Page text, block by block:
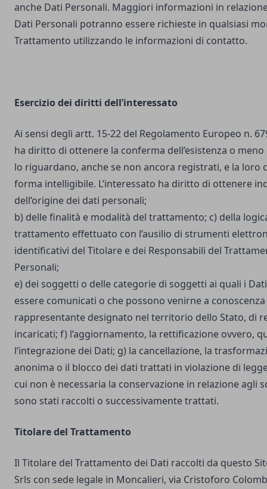
anche Dati Personali. Maggiori informazioni in
Dati Personali potranno essere richieste in qualsiasi
Trattamento utilizzando le informazioni di contatto.
Esercizio dei diritti dell’interessato
Ai sensi degli artt. 15-22 del Regolamento Europeo n.
ha diritto di ottenere la conferma dell’esistenza o
lo riguardano, anche se non ancora registrati, e la loro
forma intelligibile. L’interessato ha diritto di ottenere
dell’origine dei dati personali;
b) delle finalità e modalità del trattamento; c) della
trattamento effettuato con l’ausilio di strumenti
identificativi del Titolare e dei Responsabili del
Personali;
e) dei soggetti o delle categorie di soggetti ai quali i
essere comunicati o che possono venirne a
rappresentante designato nel territorio dello Stato, di
incaricati; f) l’aggiornamento, la rettificazione ovvero,
l’integrazione dei Dati; g) la cancellazione, la
anonima o il blocco dei dati trattati in violazione di
cui non è necessaria la conservazione in relazione agli
sono stati raccolti o successivamente trattati.
Titolare del Trattamento
Il Titolare del Trattamento dei Dati raccolti da questo
Srls con sede legale in Moncalieri, via Cristoforo